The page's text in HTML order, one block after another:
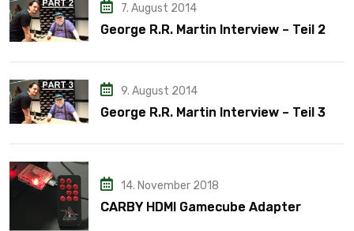
7. August 2014
George R.R. Martin Interview – Teil 2
9. August 2014
George R.R. Martin Interview – Teil 3
14. November 2018
CARBY HDMI Gamecube Adapter